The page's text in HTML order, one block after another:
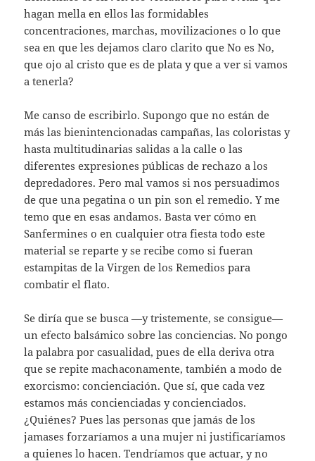
hagan mella en ellos las formidables
concentraciones, marchas, movilizaciones o lo que
sea en que les dejamos claro clarito que No es No,
que ojo al cristo que es de plata y que a ver si vamos
a tenerla?
Me canso de escribirlo. Supongo que no están de
más las bienintencionadas campañas, las coloristas y
hasta multitudinarias salidas a la calle o las
diferentes expresiones públicas de rechazo a los
depredadores. Pero mal vamos si nos persuadimos
de que una pegatina o un pin son el remedio. Y me
temo que en esas andamos. Basta ver cómo en
Sanfermines o en cualquier otra fiesta todo este
material se reparte y se recibe como si fueran
estampitas de la Virgen de los Remedios para
combatir el flato.
Se diría que se busca —y tristemente, se consigue—
un efecto balsámico sobre las conciencias. No pongo
la palabra por casualidad, pues de ella deriva otra
que se repite machaconamente, también a modo de
exorcismo: concienciación. Que sí, que cada vez
estamos más concienciadas y concienciados.
¿Quiénes? Pues las personas que jamás de los
jamases forzaríamos a una mujer ni justificaríamos
a quienes lo hacen. Tendríamos que actuar, y no